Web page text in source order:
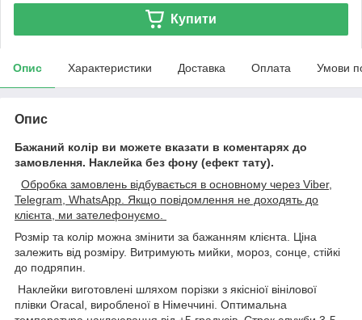
Купити
Опис Характеристики Доставка Оплата Умови
Опис
Бажаний колір ви можете вказати в коментарях до
замовлення. Наклейка без фону (ефект тату).
Обробка замовлень відбувається в основному через Viber,
Telegram, WhatsApp. Якщо повідомлення не доходять до
клієнта, ми зателефонуємо.
Розмір та колір можна змінити за бажанням клієнта. Ціна
залежить від розміру. Витримують мийки, мороз, сонце, стійкі
до подряпин.
Наклейки виготовлені шляхом порізки з якісніої вінілової
плівки Oracal, виробленої в Німеччині. Оптимальна